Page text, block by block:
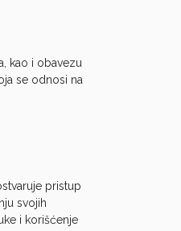
kao i obavezu
se odnosi na
pristup
svojih
i korišćenje